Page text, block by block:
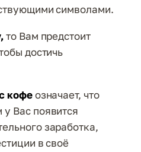
символами.
то Вам предстоит
достичь
кофеозначает, что
Вас появится
заработка,
в своё